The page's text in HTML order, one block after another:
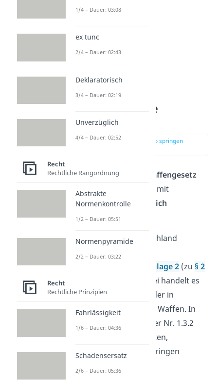
Sind Schlagringe
verboten?
zur Stelle im Video springen
Nach demdeutschen Waffengesetz
(WaffG) ist der Umgang mit
Schlagringengrundsätzlich
verboten!
Welche Waffen in Deutschland
verboten sind, findest du
unter
Abschnitt 1 der Anlage 2 (zu§ 2
Abs. 2 bis 4 WaffG).
Dabei handelt es
sich um eine Auflistung der in
Deutschland verbotenen Waffen. In
der Waffenliste wird unter Nr. 1.3.2
der Umgang mit Stahlruten,
Totschlägern und Schlagringen
1/4 – Dauer: 03:08
ex tunc
2/4 – Dauer: 02:43
Deklaratorisch
3/4 – Dauer: 02:19
Unverzüglich
4/4 – Dauer: 02:52
Recht
Rechtliche Rangordnung
Abstrakte
Normenkontrolle
1/2 – Dauer: 05:51
Normenpyramide
2/2 – Dauer: 03:22
Recht
Rechtliche Prinzipien
Fahrlässigkeit
1/6 – Dauer: 04:36
Schadensersatz
2/6 – Dauer: 05:36